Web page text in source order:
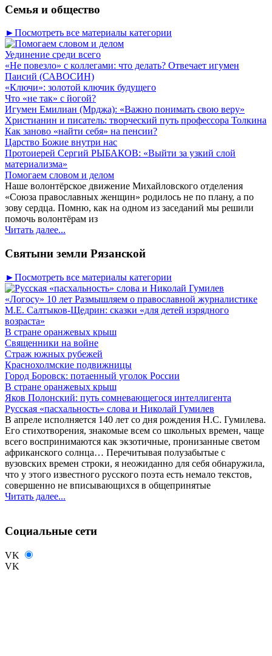
Семья и общество
►Посмотреть все материалы категории
Уединение среди всего
«Не повезло» с коллегами: что делать? Отвечает игумен
Паисий (САВОСИН)
«Ключи»: золотой ключик будущего
Что «не так» с йогой?
Игумен Емилиан (Мрджа): «Важно понимать свою веру»
Христианин и писатель: творческий путь профессора Толкина
Как заново «найти себя» на пенсии?
Царство Божие внутри нас
Протоиерей Сергий РЫБАКОВ: «Выйти за узкий слой
материализма»
Помогаем словом и делом
Наше волонтёрское движение Михайловского отделения
«Союза православных женщин» родилось не по плану, а по
зову сердца. Помню, как на одном из заседаний мы решили
помочь волонтёрам из
Читать далее...
Святыни земли Рязанской
►Посмотреть все материалы категории
«Логосу» 10 лет Размышляем о православной журналистике
М.Е. Салтыков-Щедрин: сказки «для детей изрядного
возраста»
В стране оранжевых крыш
Священники на войне
Страж южных рубежей
Краснохолмские подвижницы
Город Боровск: потаенный уголок России
В стране оранжевых крыш
Яков Полонский: путь сомневающегося интеллигента
Русская «пасхальность» слова и Николай Гумилев
В апреле исполняется 140 лет со дня рождения Н.С. Гумилева.
Его стихотворения, знакомые всем со школьных времен, чаще
всего воспринимаются как экзотичные, пронизанные светом
африканского солнца… Перечитывая полузабытые с
вузовских времен строки, я неожиданно для себя обнаружила,
что у этого известного русского поэта есть немало текстов,
совершенно не вписывающихся в общепринятые
Читать далее...
Социальные сети
VK
VK